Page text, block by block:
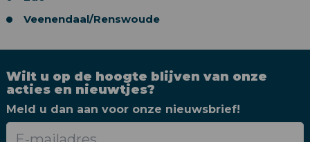
Veenendaal/Renswoude
Wilt u op de hoogte blijven van onze
acties en nieuwtjes?
Meld u dan aan voor onze nieuwsbrief!